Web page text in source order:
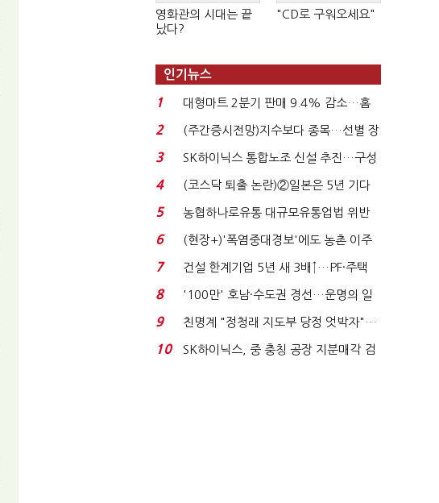
영화관의 시대는 끝
났다?
"CD로 구워오세요"
인기뉴스
1
대형마트 2분기 판매 9.4% 감소…홈
플러스 사태 여파...
2
(주간증시전망)지수보다 종목…선별 장
세 이어진다...
3
SK하이닉스 통합노조 신설 추진…구성
원 간 성과급 불...
4
(코스닥 퇴출 논란)②일본은 5년 기다
려주는데 우리는 ...
5
농협하나로유통 대규모유통업법 위반
적발…공정위, 과...
6
(현장+)'폭염중대경보'에도 농촌 이주
노동자는 강행군…'야...
7
건설 한계기업 5년 새 3배↑…PF·주택
침체에 재무 ...
8
'100만' 호남·수도권 경선…운명의 일
주일
9
친명계 "정청래 지도부 당정 엇박자"…
친청계 "신천지 오...
10
SK하이닉스, 중 충칭 공장 지분매각 검